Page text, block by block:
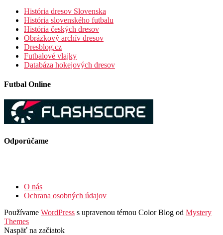
História dresov Slovenska
História slovenského futbalu
História českých dresov
Obrázkový archív dresov
Dresblog.cz
Futbalové vlajky
Databáza hokejových dresov
Futbal Online
Odporúčame
O nás
Ochrana osobných údajov
Používame WordPress s upravenou témou Color Blog od Mystery
Themes
Naspäť na začiatok